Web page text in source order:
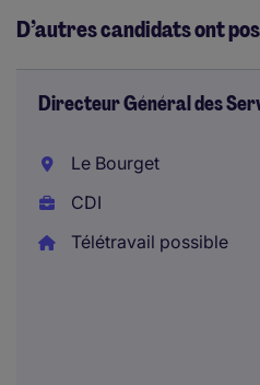
D’autres candidats ont
Directeur Général des
Le Bourget
CDI
Télétravail possible